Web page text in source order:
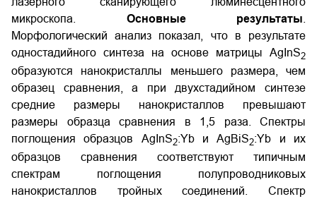
микроскопа. Основные результаты
Морфологический анализ показал, что в результате
одностадийного синтеза на основе матрицы AgInS2
образуются нанокристаллы меньшего размера, чем
образец сравнения, а при двухстадийном синтезе
средние размеры нанокристаллов превышают
размеры образца сравнения в 1,5 раза. Спектры
поглощения образцов AgInS2:Yb и AgBiS2:Yb и их
образцов сравнения соответствуют типичным
спектрам поглощения полупроводниковых
нанокристаллов тройных соединений. Спектр